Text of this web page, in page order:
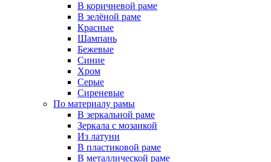
В коричневой раме
В зелёной раме
Красные
Шампань
Бежевые
Синие
Хром
Серые
Сиреневые
По материалу рамы
В зеркальной раме
Зеркала с мозаикой
Из латуни
В пластиковой раме
В металлической раме